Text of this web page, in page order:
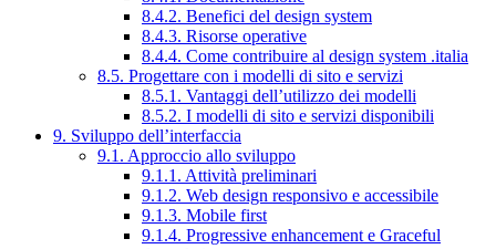
8.4.2. Benefici del design system
8.4.3. Risorse operative
8.4.4. Come contribuire al design system .italia
8.5. Progettare con i modelli di sito e servizi
8.5.1. Vantaggi dell’utilizzo dei modelli
8.5.2. I modelli di sito e servizi disponibili
9. Sviluppo dell’interfaccia
9.1. Approccio allo sviluppo
9.1.1. Attività preliminari
9.1.2. Web design responsivo e accessibile
9.1.3. Mobile first
9.1.4. Progressive enhancement e Graceful